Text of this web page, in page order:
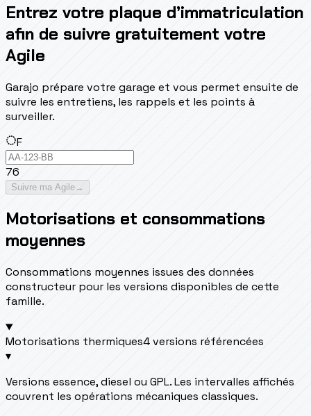
Entrez votre plaque d’immatriculation
afin de suivre gratuitement votre
Agile
Garajo prépare votre garage et vous permet ensuite de
suivre les entretiens, les rappels et les points à
surveiller.
F
76
Suivre ma Agile →
Motorisations et consommations
moyennes
Consommations moyennes issues des données
constructeur pour les versions disponibles de cette
famille.
Motorisations thermiques4 versions référencées
▾
Versions essence, diesel ou GPL. Les intervalles affichés
couvrent les opérations mécaniques classiques.